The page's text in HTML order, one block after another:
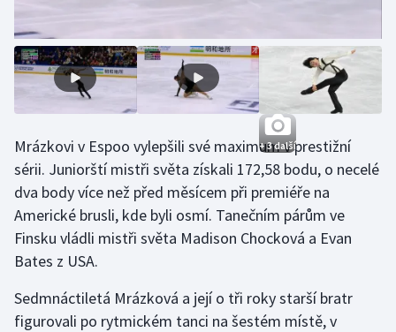
Krasobruslení
Lezení
Lyže a snowboard
Moderní pětiboj
Motorsport
Olympijské hry
Parasport
+ 3 další
Mrázkovi v Espoo vylepšili své maximum v prestižní
sérii. Juniorští mistři světa získali 172,58 bodu, o necelé
dva body více než před měsícem při premiéře na
Americké brusli, kde byli osmí. Tanečním párům ve
Finsku vládli mistři světa Madison Chocková a Evan
Bates z USA.
Sedmnáctiletá Mrázková a její o tři roky starší bratr
figurovali po rytmickém tanci na šestém místě, v